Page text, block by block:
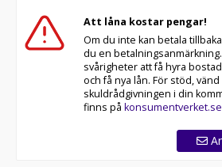
Visst är det samma sak varje gång
en ny 911a. Man fascineras av att
världens bästa sportbil ännu
definitivt inget undantag. Dagarna
köregenskaper är långt borta. Nya
sömlöst 541hk till bakhjulen och
Att låna kostar pengar!
Om du inte kan betala
du en
svårigheter att få hyra
och få nya lån. För stöd,
skuldrådgivningen i din
finns på konsumentverket.se